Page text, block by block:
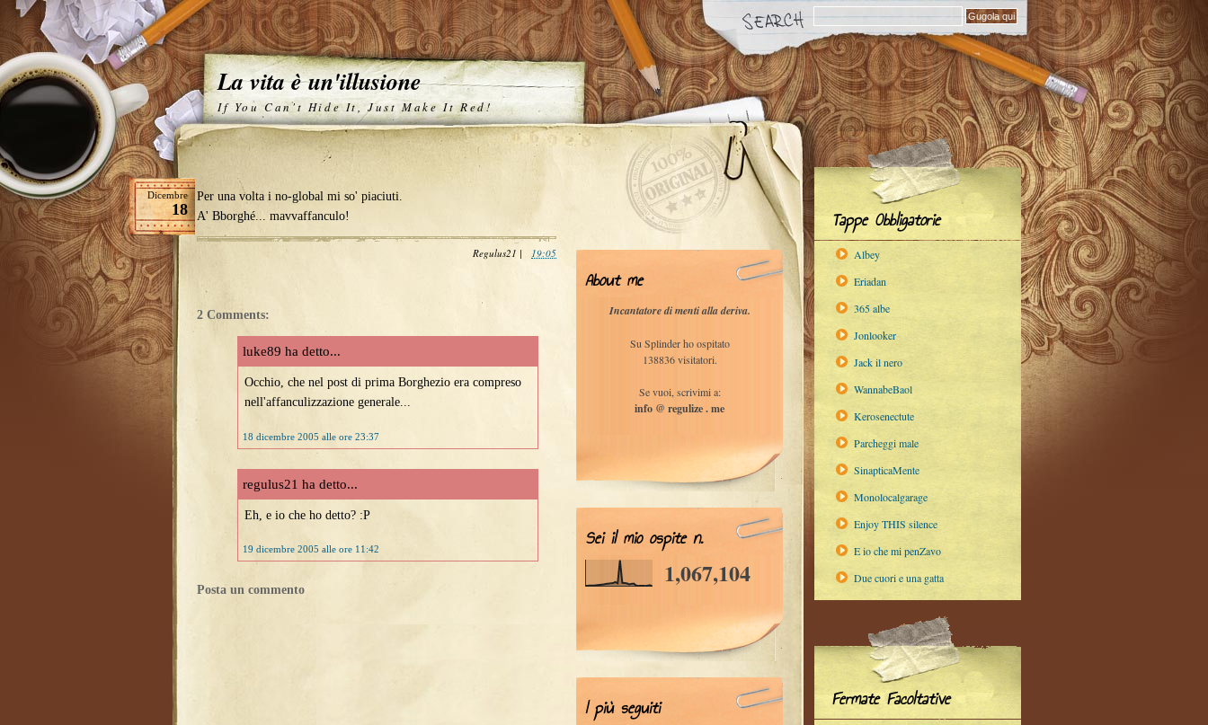
La vita è un'illusione
If You Can't Hide It, Just Make It Red!
Dicembre
18
Per una volta i no-global mi so' piaciuti.
A' Bborghé... mavvaffanculo!
Regulus21 | 19:05
2 Comments:
luke89 ha detto...
Occhio, che nel post di prima Borghezio era compreso
nell'affanculizzazione generale...
18 dicembre 2005 alle ore 23:37
regulus21 ha detto...
Eh, e io che ho detto? :P
19 dicembre 2005 alle ore 11:42
Posta un commento
Tappe Obbligatorie
Albey
Eriadan
365 albe
Jonlooker
Jack il nero
WannabeBaol
Kerosenectute
Parcheggi male
SinapticaMente
Monolocalgarage
Enjoy THIS silence
E io che mi penZavo
Due cuori e una gatta
Fermate Facoltative
About me
Incantatore di menti alla deriva.
Su Splinder ho ospitato
138836 visitatori.
Se vuoi, scrivimi a:
info @ regulize . me
Sei il mio ospite n.
1,067,104
I più seguiti